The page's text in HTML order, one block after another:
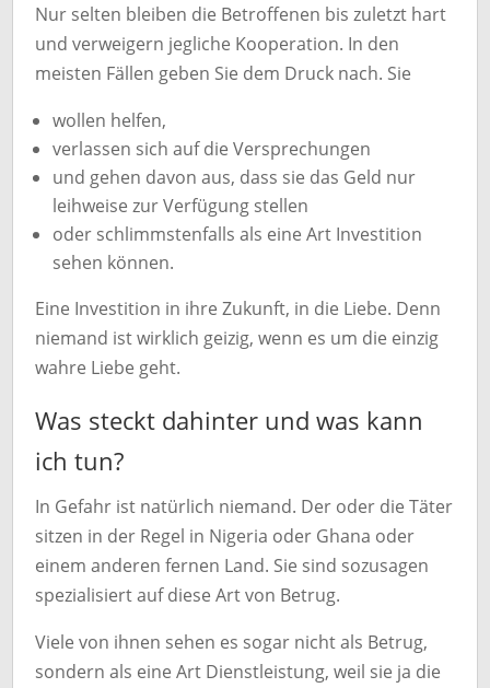
Nur selten bleiben die Betroffenen bis zuletzt hart
und verweigern jegliche Kooperation. In den
meisten Fällen geben Sie dem Druck nach. Sie
wollen helfen,
verlassen sich auf die Versprechungen
und gehen davon aus, dass sie das Geld nur
leihweise zur Verfügung stellen
oder schlimmstenfalls als eine Art Investition
sehen können.
Eine Investition in ihre Zukunft, in die Liebe. Denn
niemand ist wirklich geizig, wenn es um die einzig
wahre Liebe geht.
Was steckt dahinter und was kann
ich tun?
In Gefahr ist natürlich niemand. Der oder die Täter
sitzen in der Regel in Nigeria oder Ghana oder
einem anderen fernen Land. Sie sind sozusagen
spezialisiert auf diese Art von Betrug.
Viele von ihnen sehen es sogar nicht als Betrug,
sondern als eine Art Dienstleistung, weil sie ja die